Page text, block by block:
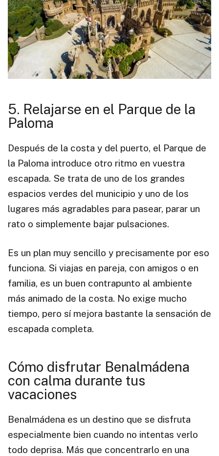
5. Relajarse en el Parque de la
Paloma
Después de la costa y del puerto, el Parque de
la Paloma introduce otro ritmo en vuestra
escapada. Se trata de uno de los grandes
espacios verdes del municipio y uno de los
lugares más agradables para pasear, parar un
rato o simplemente bajar pulsaciones.
Es un plan muy sencillo y precisamente por eso
funciona. Si viajas en pareja, con amigos o en
familia, es un buen contrapunto al ambiente
más animado de la costa. No exige mucho
tiempo, pero sí mejora bastante la sensación de
escapada completa.
Cómo disfrutar Benalmádena
con calma durante tus
vacaciones
Benalmádena es un destino que se disfruta
especialmente bien cuando no intentas verlo
todo deprisa. Más que concentrarlo en una